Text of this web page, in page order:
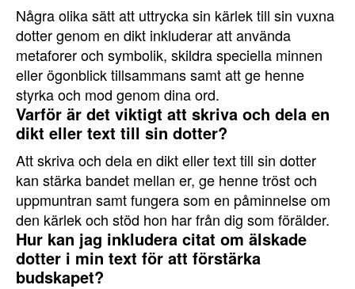
Några olika sätt att uttrycka sin kärlek till sin vuxna
dotter genom en dikt inkluderar att använda
metaforer och symbolik, skildra speciella minnen
eller ögonblick tillsammans samt att ge henne
styrka och mod genom dina ord.
Varför är det viktigt att skriva och dela en
dikt eller text till sin dotter?
Att skriva och dela en dikt eller text till sin dotter
kan stärka bandet mellan er, ge henne tröst och
uppmuntran samt fungera som en påminnelse om
den kärlek och stöd hon har från dig som förälder.
Hur kan jag inkludera citat om älskade
dotter i min text för att förstärka
budskapet?